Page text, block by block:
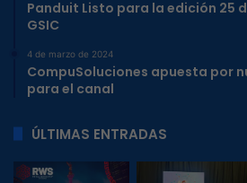
Panduit Listo para la edición 25
GSIC
4 de marzo de 2024
CompuSoluciones apuesta por
para el canal
ÚLTIMAS ENTRADAS